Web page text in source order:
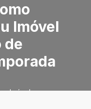
Imóvel
de
Imóvel em um